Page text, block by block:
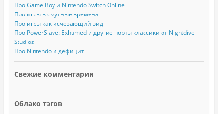
д
р
е
с
Про Game Boy и Nintendo Switch Online
Про игры в смутные времена
Про игры как исчезающий вид
Про PowerSlave: Exhumed и другие порты классики от Nightdive
Studios
Про Nintendo и дефицит
Свежие комментарии
Облако тэгов